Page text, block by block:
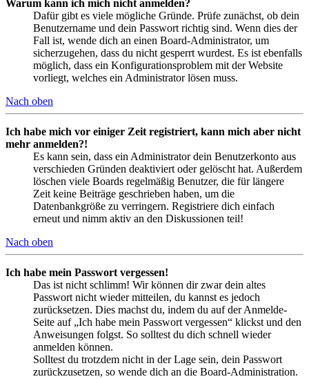
Warum kann ich mich nicht anmelden?
Dafür gibt es viele mögliche Gründe. Prüfe zunächst, ob dein
Benutzername und dein Passwort richtig sind. Wenn dies der
Fall ist, wende dich an einen Board-Administrator, um
sicherzugehen, dass du nicht gesperrt wurdest. Es ist ebenfalls
möglich, dass ein Konfigurationsproblem mit der Website
vorliegt, welches ein Administrator lösen muss.
Nach oben
Ich habe mich vor einiger Zeit registriert, kann mich aber nicht
mehr anmelden?!
Es kann sein, dass ein Administrator dein Benutzerkonto aus
verschieden Gründen deaktiviert oder gelöscht hat. Außerdem
löschen viele Boards regelmäßig Benutzer, die für längere
Zeit keine Beiträge geschrieben haben, um die
Datenbankgröße zu verringern. Registriere dich einfach
erneut und nimm aktiv an den Diskussionen teil!
Nach oben
Ich habe mein Passwort vergessen!
Das ist nicht schlimm! Wir können dir zwar dein altes
Passwort nicht wieder mitteilen, du kannst es jedoch
zurücksetzen. Dies machst du, indem du auf der Anmelde-
Seite auf „Ich habe mein Passwort vergessen“ klickst und den
Anweisungen folgst. So solltest du dich schnell wieder
anmelden können.
Solltest du trotzdem nicht in der Lage sein, dein Passwort
zurückzusetzen, so wende dich an die Board-Administration.